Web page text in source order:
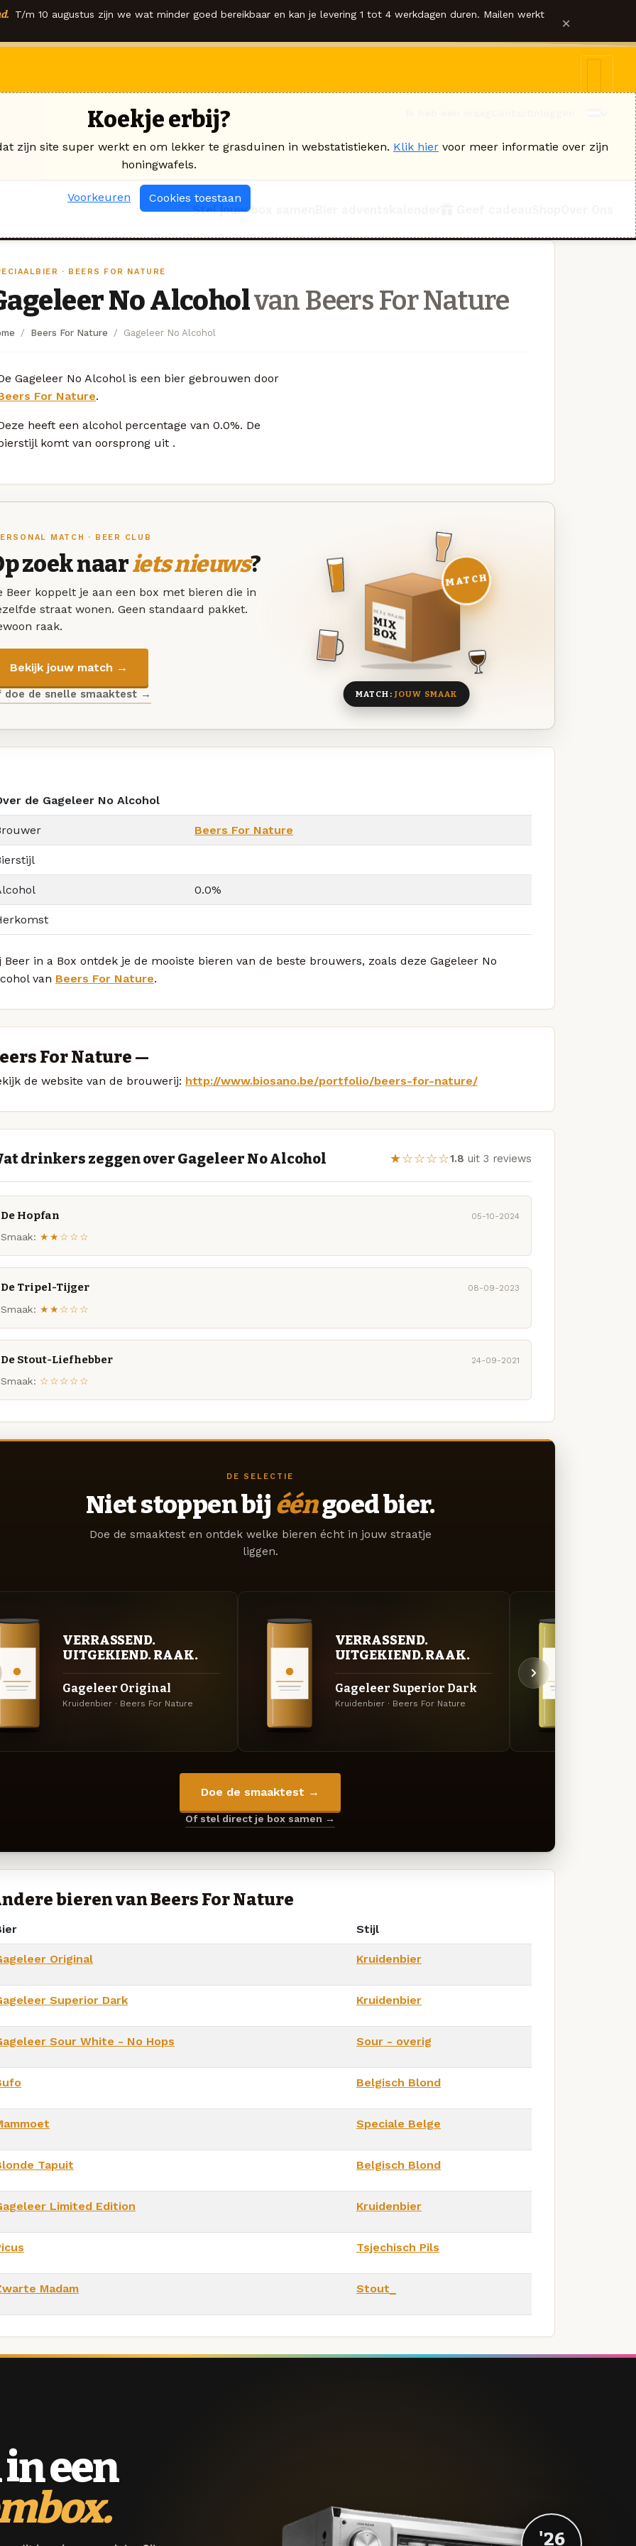
T/m 10 augustus zijn we wat minder goed bereikbaar en kan je levering 1 tot 4 werkdagen duren. Mailen werkt ×
Stel jouw box samen
· BEERS FOR NATURE
No Alcoholvan Beers For Nature
Beers For Nature Gageleer No Alcohol
Gageleer No Alcohol is een bier gebrouwen door
For Nature.
heeft een alcohol percentage van 0.0%. De
komt van oorsprong uit .
MATCH · BEER CLUB
zoek naariets nieuws?
Beer koppelt je aan een box met bieren die in
straat wonen. Geen standaard pakket.
raak.
Bekijk jouw match →
doe de snelle smaaktest →
DEZE MAAND
MIX
BOX
8 BIEREN
MATCH
MATCH: JOUW SMAAK
de Gageleer No Alcohol
Beers For Nature
0.0%
Beer in a Box ontdek je de mooiste bieren van de beste brouwers, zoals deze Gageleer No
van Beers For Nature.
For Nature —
de website van de brouwerij: http://www.biosano.be/portfolio/beers-for-nature/
drinkers zeggen over Gageleer No Alcohol ★☆☆☆☆1.8 uit 3 reviews
De Hopfan 05-10-2024
Smaak: ★★☆☆☆
De Tripel-Tijger 08-09-2023
Smaak: ★★☆☆☆
De Stout-Liefhebber 24-09-2021
Smaak: ☆☆☆☆☆
DE SELECTIE
Niet stoppen bij ééngoed bier.
Doe de smaaktest en ontdek welke bieren écht in jouw straatje
liggen.
VERRASSEND.
UITGEKIEND. RAAK.
Gageleer Original
Kruidenbier · Beers For Nature
VERRASSEND.
UITGEKIEND. RAAK.
Gageleer Superior Dark
Kruidenbier · Beers For Nature
Doe de smaaktest →
Of stel direct je box samen →
bieren van Beers For Nature
Stijl
Original Kruidenbier
Superior Dark Kruidenbier
Sour White - No Hops Sour - overig
Belgisch Blond
Speciale Belge
Tapuit Belgisch Blond
Limited Edition Kruidenbier
Tsjechisch Pils
Madam Stout_
een
'26
Koekje erbij?
zijn site super werkt en om lekker te grasduinen in webstatistieken. Klik hier voor meer informatie over zijn
honingwafels.
Voorkeuren Cookies toestaan